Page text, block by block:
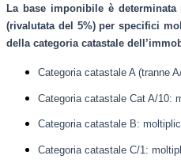
La base imponibile è
(rivalutata del 5%) per specifici
della categoria catastale
Categoria catastale A (tranne
Categoria catastale Cat A/10:
Categoria catastale B:
Categoria catastale C/1: